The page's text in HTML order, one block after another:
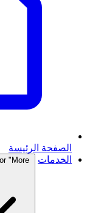
الصفحة الرئيسة
الخدمات
"More"